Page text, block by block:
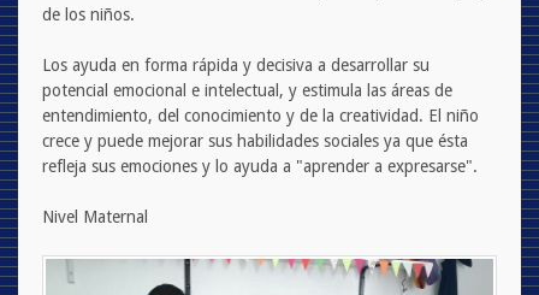
de los niños.
Los ayuda en forma rápida y decisiva a desarrollar su
potencial emocional e intelectual, y estimula las áreas de
entendimiento, del conocimiento y de la creatividad. El niño
crece y puede mejorar sus habilidades sociales ya que ésta
refleja sus emociones y lo ayuda a "aprender a expresarse".
Nivel Maternal